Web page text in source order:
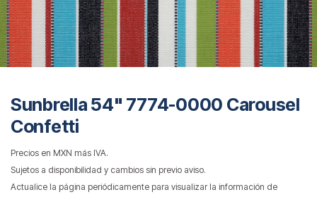
Sunbrella 54" 7774-0000 Carousel
Confetti
Precios en MXN más IVA.
Sujetos a disponibilidad y cambios sin previo aviso.
Actualice la página periódicamente para visualizar la información de